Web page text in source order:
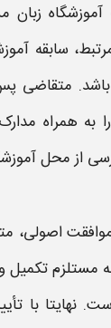
زبان
سابقه
متقاضی
به همراه
از محل
اصولی،
مستلزم تکمیل
نهایتا با